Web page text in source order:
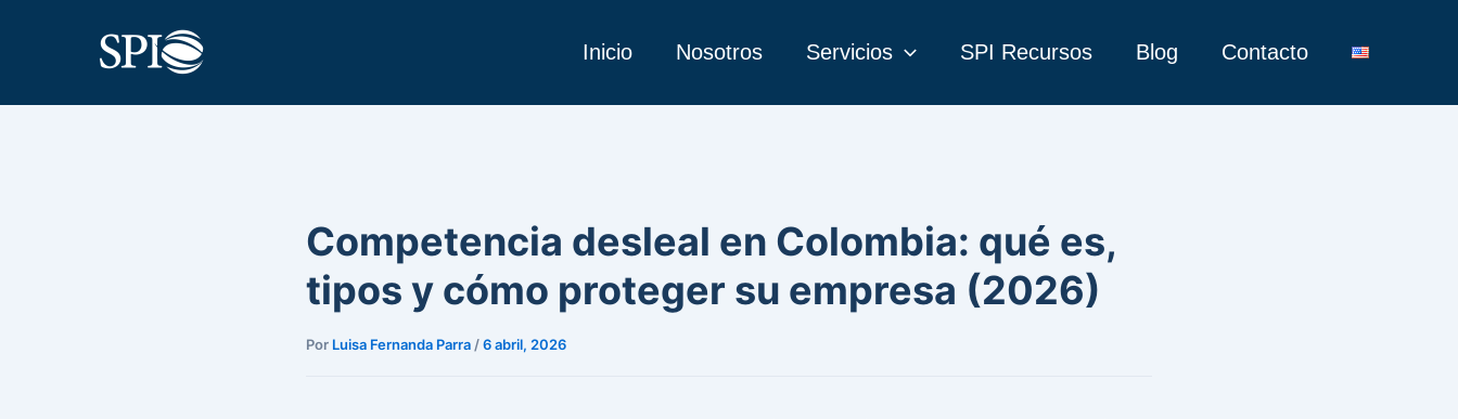
Inicio Nosotros Servicios SPI Recursos Blog Contacto
Competencia desleal en Colombia: qué es,
tipos y cómo proteger su empresa (2026)
Por Luisa Fernanda Parra /6 abril, 2026